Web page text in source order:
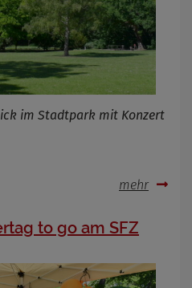
im Stadtpark mit Konzert
mehr
to go am SFZ